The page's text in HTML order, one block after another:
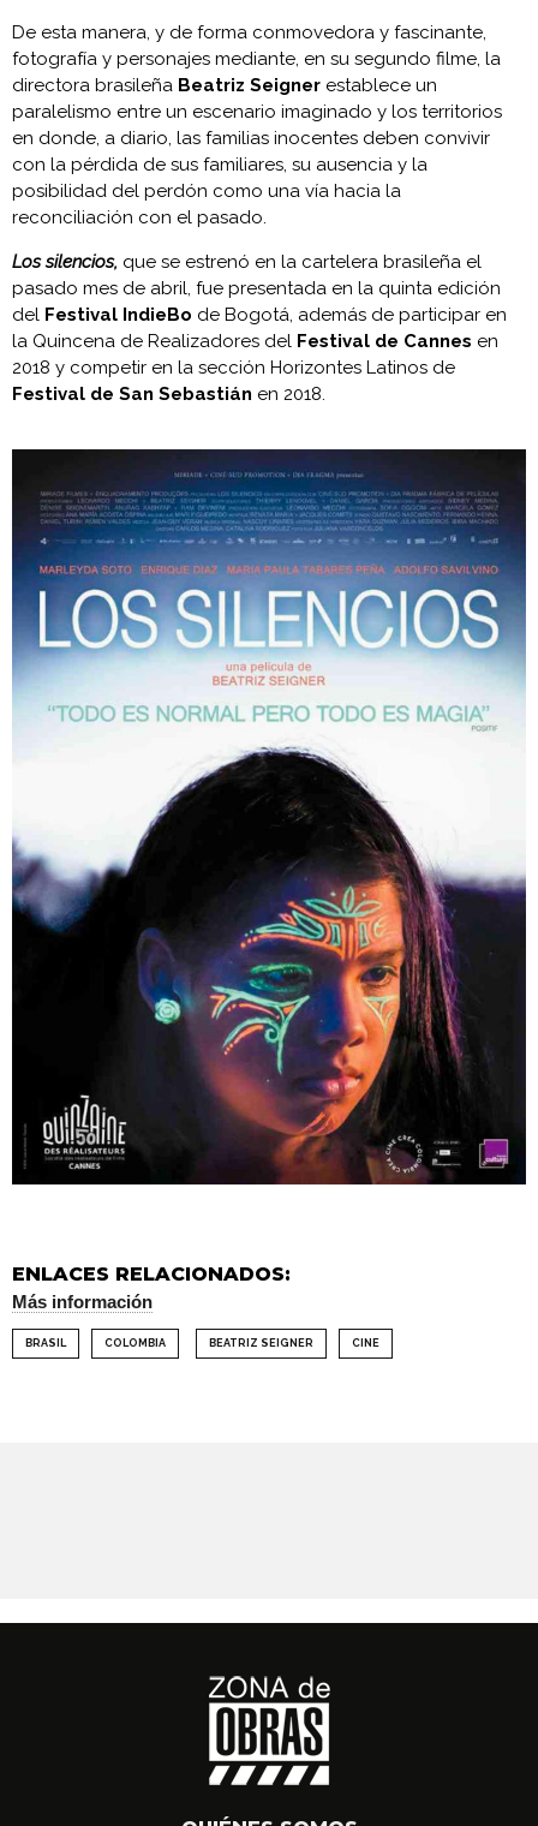
De esta manera, y de forma conmovedora y fascinante,
fotografía y personajes mediante, en su segundo filme, la
directora brasileña Beatriz Seigner establece un
paralelismo entre un escenario imaginado y los territorios
en donde, a diario, las familias inocentes deben convivir
con la pérdida de sus familiares, su ausencia y la
posibilidad del perdón como una vía hacia la
reconciliación con el pasado.
Los silencios, que se estrenó en la cartelera brasileña el
pasado mes de abril, fue presentada en la quinta edición
del Festival IndieBo de Bogotá, además de participar en
la Quincena de Realizadores del Festival de Cannes en
2018 y competir en la sección Horizontes Latinos de
Festival de San Sebastián en 2018.
ENLACES RELACIONADOS:
Más información
BRASIL COLOMBIA BEATRIZ SEIGNER CINE